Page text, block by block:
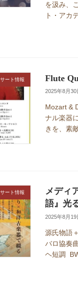
を汲み、
ト・アカ
ート情報 Flute
2025年8月30
Mozart &
ナル楽器
きを、素
ート情報
メディ
語』光
2025年8月19
源氏物語
バロ協奏
ヘ短調